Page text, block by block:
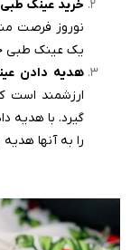
خرید عینک
نوروز فرصت
یک عینک طبی
هدیه دادن
ارزشمند است
گیرد. با هدیه
را به آنها